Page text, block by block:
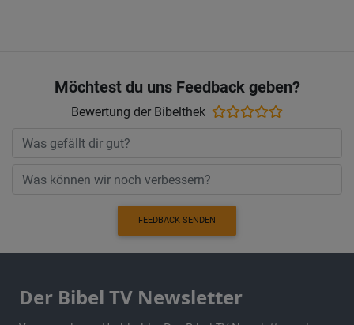
Möchtest du uns Feedback geben?
Bewertung der Bibelthek
FEEDBACK SENDEN
Der Bibel TV Newsletter